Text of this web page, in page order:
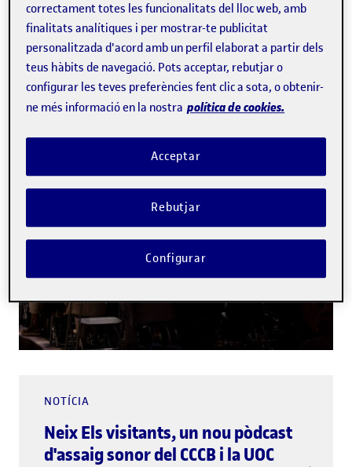
Hi participen figures de referència, com araEliane Brum
Tsitsi Dangarembga, Patricia Evangelista,Yásnaya Elena
A. GiloPatrick Radden Keefe.
NOTÍCIA
Neix Els visitants, un nou pòdcast
d'assaig sonor del CCCB i la UOC
correctament totes les funcionalitats del lloc web, amb
finalitats analítiques i per mostrar-te publicitat
personalitzada d'acord amb un perfil elaborat a partir dels
teus hàbits de navegació. Pots acceptar, rebutjar o
configurar les teves preferències fent clic a sota, o obtenir-
ne més informació en la nostra política de cookies.
Rebutjar
Acceptar
Configurar